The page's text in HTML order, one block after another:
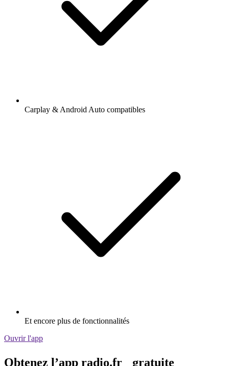
Carplay & Android Auto compatibles
Et encore plus de fonctionnalités
Ouvrir l'app
Obtenez l’app radio.fr gratuite